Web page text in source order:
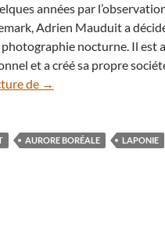
années par
Adrien Mauduit a
nocturne. Il est
et a créé sa propre
de En vidéo :
→
AURORE BORÉALE LAPONIE